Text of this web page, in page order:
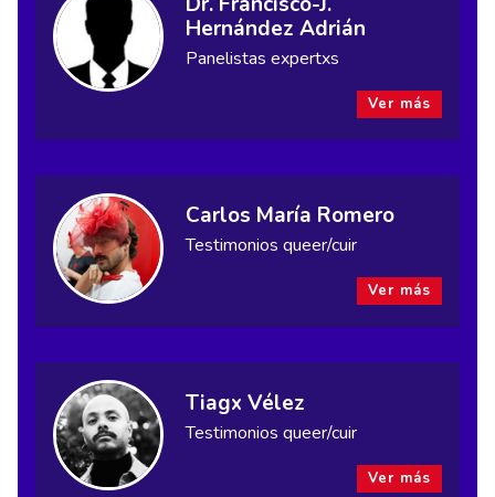
Hernández Adrián
Panelistas expertxs
Ver más
Carlos María Romero
Testimonios queer/cuir
Ver más
Tiagx Vélez
Testimonios queer/cuir
Ver más